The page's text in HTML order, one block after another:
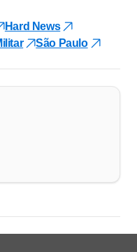
Hard News
São Paulo